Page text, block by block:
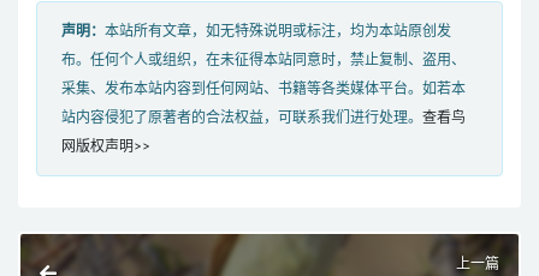
声明： 本站所有文章，如无特殊说明或标注，均为本站原创发
布。任何个人或组织，在未征得本站同意时，禁止复制、盗用、
采集、发布本站内容到任何网站、书籍等各类媒体平台。如若本
站内容侵犯了原著者的合法权益，可联系我们进行处理。 查看鸟
网版权声明>>
上一篇